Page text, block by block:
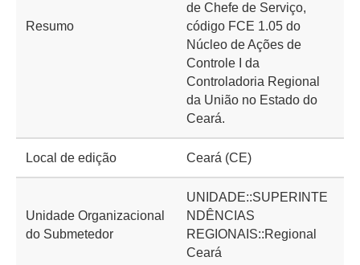
Resumo
de Chefe de Serviço,
código FCE 1.05 do
Núcleo de Ações de
Controle I da
Controladoria Regional
da União no Estado do
Ceará.
Local de edição Ceará (CE)
Unidade Organizacional
do Submetedor
UNIDADE::SUPERINTE
NDÊNCIAS
REGIONAIS::Regional
Ceará